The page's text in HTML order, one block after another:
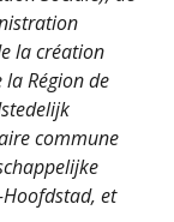
la création
Région de
commune
et